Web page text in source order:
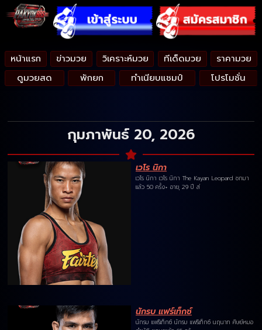
หน้าแรก ข่าวมวย วิเคราะห์มวย ทีเด็ดมวย
ราคามวย
ดูมวยสด
พักยก ทำเนียบแชมป์ โปรโมชั่น
กุมภาพันธ์ 20, 2026
เวโร นิกา
เวโร นิกา เวโร นิกา The Kayan Leopard ชกมา
แล้ว 50 ครั้ง+ อายุ 29 ปี ส่
นักรบ แฟร์เท็กซ์
นักรบ แฟร์เท็กซ์ นักรบ แฟร์เท็กซ์ นฤนาท ศิษย์หมอ